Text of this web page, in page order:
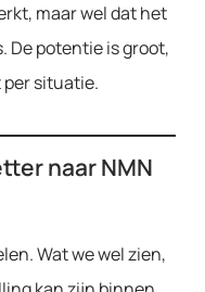
maar wel dat het
De potentie is groot,
situatie.
naar NMN
Wat we wel zien,